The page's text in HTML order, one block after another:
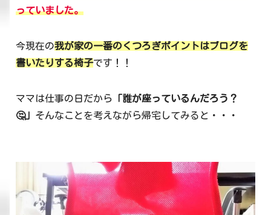
っていました。
今現在の我が家の一番のくつろぎポイントはブログを
書いたりする椅子です！！
ママは仕事の日だから 「誰が座っているんだろう？
🤔」 そんなことを考えながら帰宅してみると・・・